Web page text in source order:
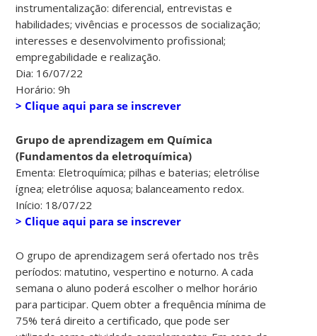
instrumentalização: diferencial, entrevistas e
habilidades; vivências e processos de socialização;
interesses e desenvolvimento profissional;
empregabilidade e realização.
Dia: 16/07/22
Horário: 9h
> Clique aqui para se inscrever
Grupo de aprendizagem em Química
(Fundamentos da eletroquímica)
Ementa: Eletroquímica; pilhas e baterias; eletrólise
ígnea; eletrólise aquosa; balanceamento redox.
Início: 18/07/22
> Clique aqui para se inscrever
O grupo de aprendizagem será ofertado nos três
períodos: matutino, vespertino e noturno. A cada
semana o aluno poderá escolher o melhor horário
para participar. Quem obter a frequência mínima de
75% terá direito a certificado, que pode ser